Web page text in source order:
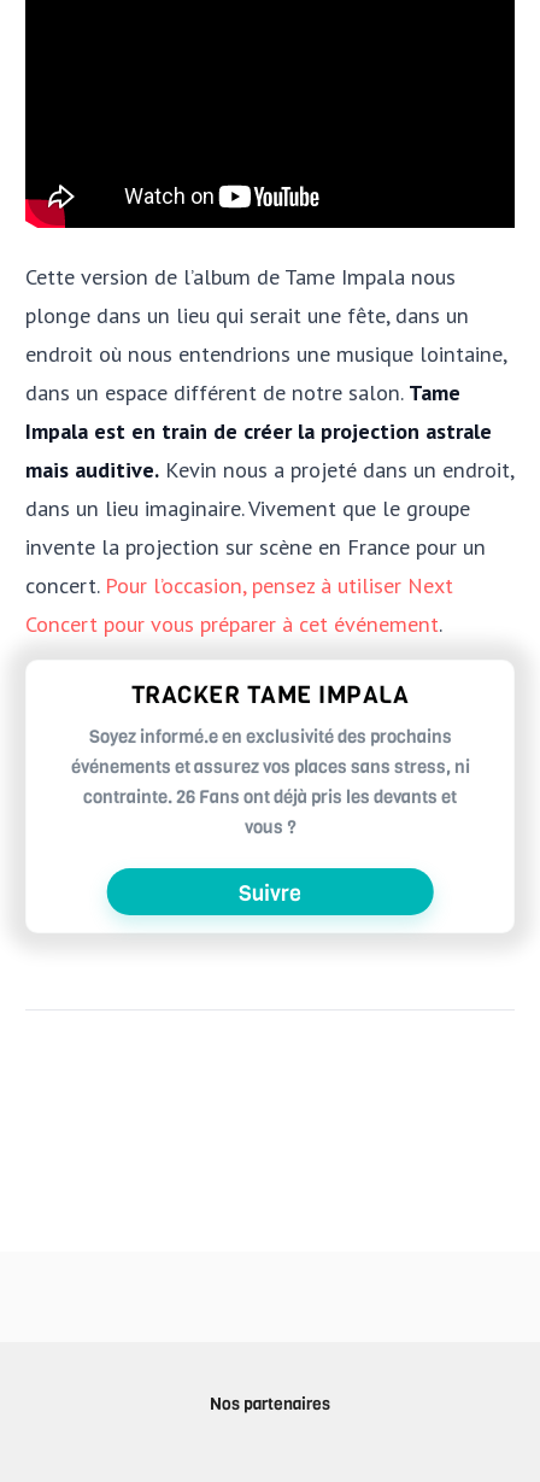
Cette version de l’album de Tame Impala nous
plonge dans un lieu qui serait une fête, dans un
endroit où nous entendrions une musique lointaine,
dans un espace différent de notre salon. Tame
Impala est en train de créer la projection astrale
mais auditive. Kevin nous a projeté dans un endroit,
dans un lieu imaginaire. Vivement que le groupe
invente la projection sur scène en France pour un
concert. Pour l’occasion, pensez à utiliser Next
Concert pour vous préparer à cet événement.
TRACKER TAME IMPALA
Soyez informé.e en exclusivité des prochains
événements et assurez vos places sans stress, ni
contrainte. 26 Fans ont déjà pris les devants et
vous ?
Suivre
Nos partenaires